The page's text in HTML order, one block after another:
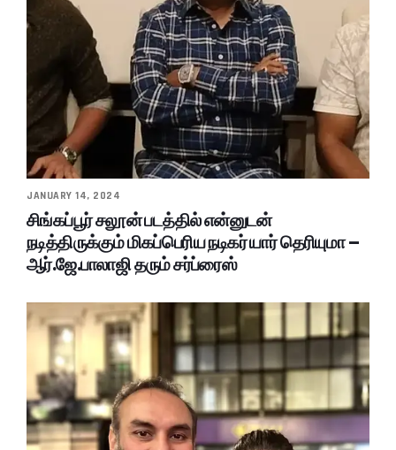
JANUARY 14, 2024
சிங்கப்பூர் சலூன் படத்தில் என்னுடன்
நடித்திருக்கும் மிகப்பெரிய நடிகர் யார் தெரியுமா –
ஆர்.ஜே.பாலாஜி தரும் சர்ப்ரைஸ்